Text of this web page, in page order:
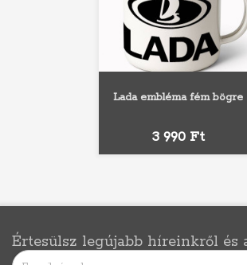
Lada embléma fém bögre
Ár
3 990 Ft
Értesülsz legújabb híreinkről és